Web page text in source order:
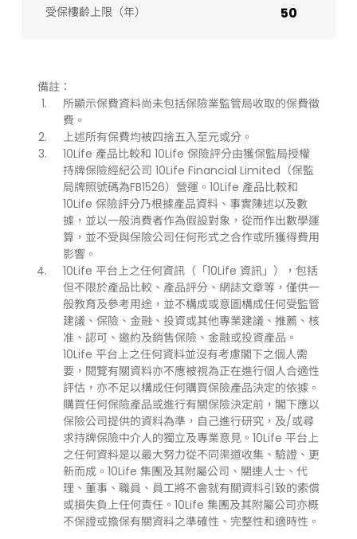
受保樓齡上限（年）​ 50
備註：
所顯示保費資料尚未包括保險業監管局收取的保費徵
費。
上述所有保費均被四捨五入至元或分。
10Life 產品比較和 10Life 保險評分由獲保監局授權
持牌保險經紀公司 10Life Financial Limited（保監
局牌照號碼為FB1526）營運。10Life 產品比較和
10Life 保險評分乃根據產品資料、事實陳述以及數
據，並以一般消費者作為假設對象，從而作出數學運
算，並不受與保險公司任何形式之合作或所獲得費用
影響。
10Life 平台上之任何資訊（「10Life 資訊」），包括
但不限於產品比較、產品評分、網誌文章等，僅供一
般教育及參考用途，並不構成或意圖構成任何受監管
建議、保險、金融、投資或其他專業建議、推薦、核
准、認可、邀約及銷售保險、金融或投資產品。
10Life 平台上之任何資料並沒有考慮閣下之個人需
要，閱覽有關資料亦不應被視為正在進行個人合適性
評估，亦不足以構成任何購買保險產品決定的依據。
購買任何保險產品或進行有關保險決定前，閣下應以
保險公司提供的資料為準，自己進行研究，及/或尋
求持牌保險中介人的獨立及專業意見。10Life 平台上
之任何資料是以最大努力從不同渠道收集、驗證、更
新而成。10Life 集團及其附屬公司、關連人士、代
理、董事、職員、員工將不會就有關資料引致的索償
或損失負上任何責任。10Life 集團及其附屬公司亦概
不保證或擔保有關資料之準確性、完整性和適時性。